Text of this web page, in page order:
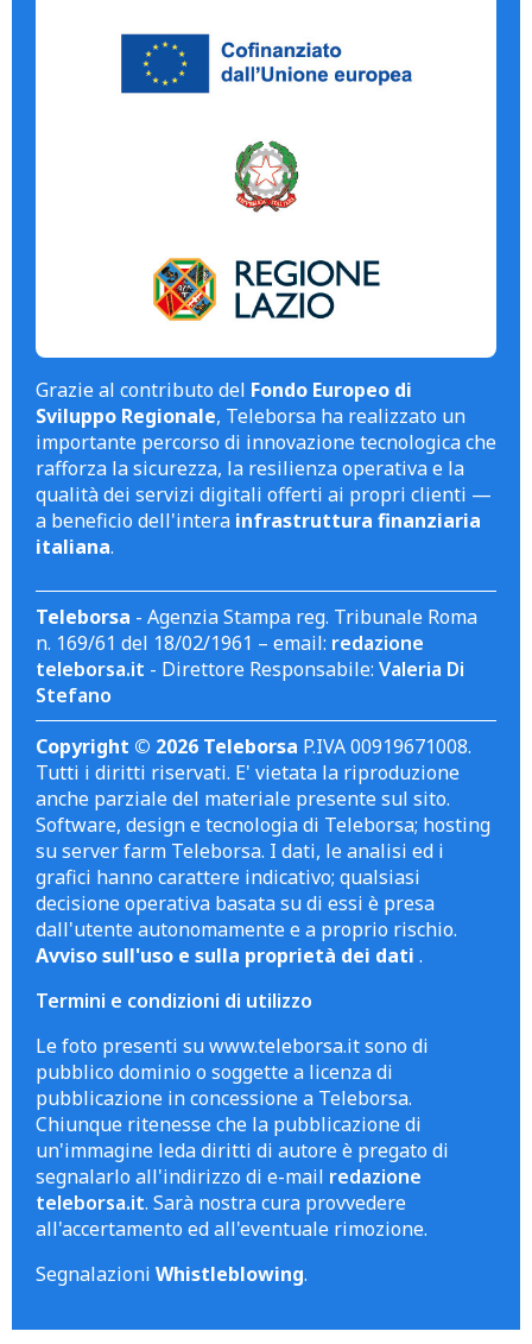
Grazie al contributo del Fondo Europeo di
Sviluppo Regionale, Teleborsa ha realizzato un
importante percorso di innovazione tecnologica che
rafforza la sicurezza, la resilienza operativa e la
qualità dei servizi digitali offerti ai propri clienti —
a beneficio dell'intera infrastruttura finanziaria
italiana.
Teleborsa - Agenzia Stampa reg. Tribunale Roma
n. 169/61 del 18/02/1961 – email: redazione
teleborsa.it - Direttore Responsabile: Valeria Di
Stefano
Copyright © 2026 Teleborsa P.IVA 00919671008.
Tutti i diritti riservati. E' vietata la riproduzione
anche parziale del materiale presente sul sito.
Software, design e tecnologia di Teleborsa; hosting
su server farm Teleborsa. I dati, le analisi ed i
grafici hanno carattere indicativo; qualsiasi
decisione operativa basata su di essi è presa
dall'utente autonomamente e a proprio rischio.
Avviso sull'uso e sulla proprietà dei dati .
Termini e condizioni di utilizzo
Le foto presenti su www.teleborsa.it sono di
pubblico dominio o soggette a licenza di
pubblicazione in concessione a Teleborsa.
Chiunque ritenesse che la pubblicazione di
un'immagine leda diritti di autore è pregato di
segnalarlo all'indirizzo di e-mail redazione
teleborsa.it. Sarà nostra cura provvedere
all'accertamento ed all'eventuale rimozione.
Segnalazioni Whistleblowing.